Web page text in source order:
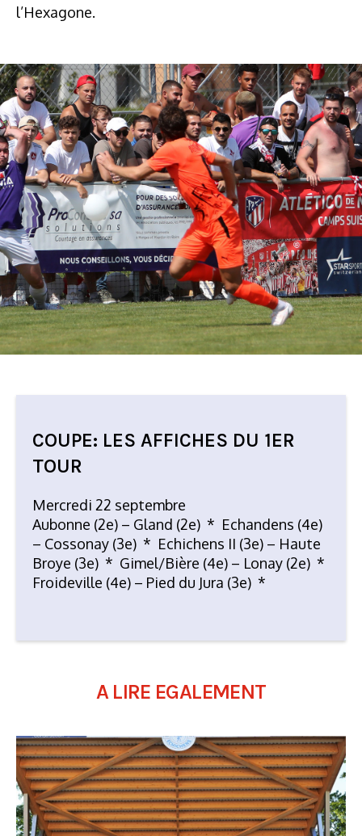
l’Hexagone.
COUPE: LES AFFICHES DU 1ER
TOUR
Mercredi 22 septembre
Aubonne (2e) – Gland (2e) * Echandens (4e)
– Cossonay (3e) * Echichens II (3e) – Haute
Broye (3e) * Gimel/Bière (4e) – Lonay (2e) *
Froideville (4e) – Pied du Jura (3e) *
A LIRE EGALEMENT